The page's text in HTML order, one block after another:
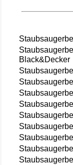
Black&Decker